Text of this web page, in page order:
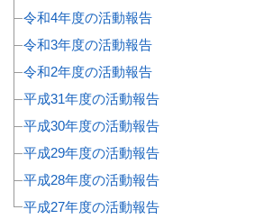
令和4年度の活動報告
令和3年度の活動報告
令和2年度の活動報告
平成31年度の活動報告
平成30年度の活動報告
平成29年度の活動報告
平成28年度の活動報告
平成27年度の活動報告